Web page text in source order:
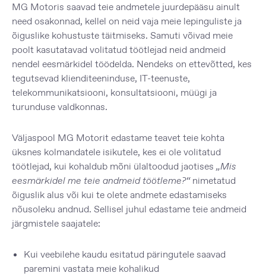
MG Motoris saavad teie andmetele juurdepääsu ainult
need osakonnad, kellel on neid vaja meie lepinguliste ja
õiguslike kohustuste täitmiseks. Samuti võivad meie
poolt kasutatavad volitatud töötlejad neid andmeid
nendel eesmärkidel töödelda. Nendeks on ettevõtted, kes
tegutsevad klienditeeninduse, IT-teenuste,
telekommunikatsiooni, konsultatsiooni, müügi ja
turunduse valdkonnas.
Väljaspool MG Motorit edastame teavet teie kohta
üksnes kolmandatele isikutele, kes ei ole volitatud
töötlejad, kui kohaldub mõni ülaltoodud jaotises „Mis
eesmärkidel me teie andmeid töötleme?“nimetatud
õiguslik alus või kui te olete andmete edastamiseks
nõusoleku andnud. Sellisel juhul edastame teie andmeid
järgmistele saajatele:
Kui veebilehe kaudu esitatud päringutele saavad
paremini vastata meie kohalikud